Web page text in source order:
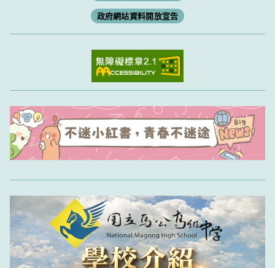
政府網站資料開放宣告